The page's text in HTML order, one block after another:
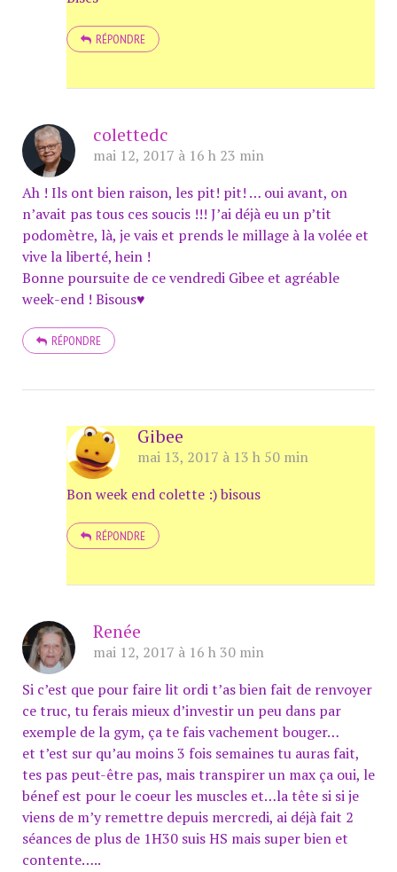
RÉPONDRE
colettedc
mai 12, 2017 à 16 h 23 min
Ah ! Ils ont bien raison, les pit! pit! … oui avant, on
n’avait pas tous ces soucis !!! J’ai déjà eu un p’tit
podomètre, là, je vais et prends le millage à la volée et
vive la liberté, hein !
Bonne poursuite de ce vendredi Gibee et agréable
week-end ! Bisous♥
RÉPONDRE
Gibee
mai 13, 2017 à 13 h 50 min
Bon week end colette :) bisous
RÉPONDRE
Renée
mai 12, 2017 à 16 h 30 min
Si c’est que pour faire lit ordi t’as bien fait de renvoyer
ce truc, tu ferais mieux d’investir un peu dans par
exemple de la gym, ça te fais vachement bouger…
et t’est sur qu’au moins 3 fois semaines tu auras fait,
tes pas peut-être pas, mais transpirer un max ça oui, le
bénef est pour le coeur les muscles et…la tête si si je
viens de m’y remettre depuis mercredi, ai déjà fait 2
séances de plus de 1H30 suis HS mais super bien et
contente…..